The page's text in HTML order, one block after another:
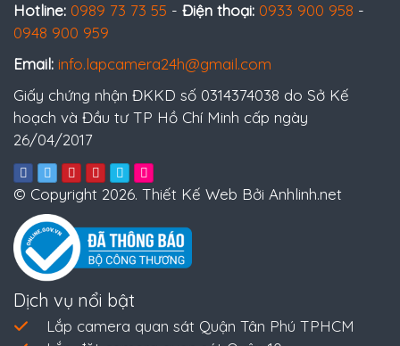
Hotline: 0989 73 73 55 - Điện thoại: 0933 900 958 -
0948 900 959
Email: info.lapcamera24h@gmail.com
Giấy chứng nhận ĐKKD số 0314374038 do Sở Kế
hoạch và Đầu tư TP Hồ Chí Minh cấp ngày
26/04/2017
© Copyright 2026. Thiết Kế Web Bởi Anhlinh.net
Dịch vụ nổi bật
Lắp camera quan sát Quận Tân Phú TPHCM